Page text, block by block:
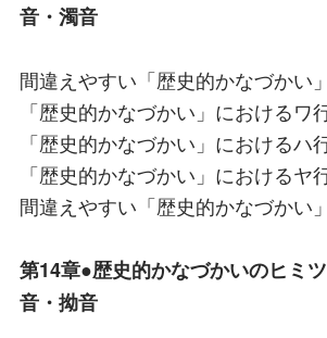
音・濁音
間違えやすい「歴史的かなづかい
「歴史的かなづかい」におけるワ
「歴史的かなづかい」におけるハ
「歴史的かなづかい」におけるヤ
間違えやすい「歴史的かなづかい
第14章●歴史的かなづかいのヒ
音・拗音